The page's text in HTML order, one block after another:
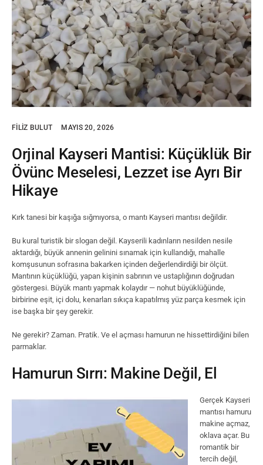
FILIZ BULUT MAYIS 20, 2026
Orjinal Kayseri Mantisi: Küçüklük Bir
Övünc Meselesi, Lezzet ise Ayrı Bir
Hikaye
Kırk tanesi bir kaşığa sığmıyorsa, o mantı Kayseri mantısı değildir.
Bu kural turistik bir slogan değil. Kayserili kadınların nesilden nesile
aktardığı, büyük annenin gelinini sınamak için kullandığı, mahalle
komşusunun sofrasına bakarken içinden değerlendirdiği bir ölçüt.
Mantının küçüklüğü, yapan kişinin sabrının ve ustaplığının doğrudan
göstergesi. Büyük mantı yapmak kolaydır — nohut büyüklüğünde,
birbirine eşit, içi dolu, kenarları sıkıça kapatılmış yüz parça kesmek için
ise başka bir şey gerekir.
Ne gerekir? Zaman. Pratik. Ve el açması hamurun ne hissettirdiğini bilen
parmaklar.
Hamurun Sırrı: Makine Değil, El
Gerçek Kayseri
mantısı hamuru
makine açmaz,
oklava açar. Bu
romantik bir
tercih değil,